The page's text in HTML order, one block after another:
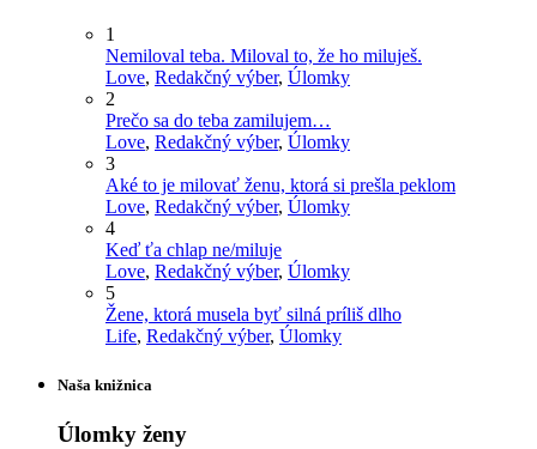
1
Nemiloval teba. Miloval to, že ho miluješ.
Love, Redakčný výber, Úlomky
2
Prečo sa do teba zamilujem…
Love, Redakčný výber, Úlomky
3
Aké to je milovať ženu, ktorá si prešla peklom
Love, Redakčný výber, Úlomky
4
Keď ťa chlap ne/miluje
Love, Redakčný výber, Úlomky
5
Žene, ktorá musela byť silná príliš dlho
Life, Redakčný výber, Úlomky
Naša knižnica
Úlomky ženy